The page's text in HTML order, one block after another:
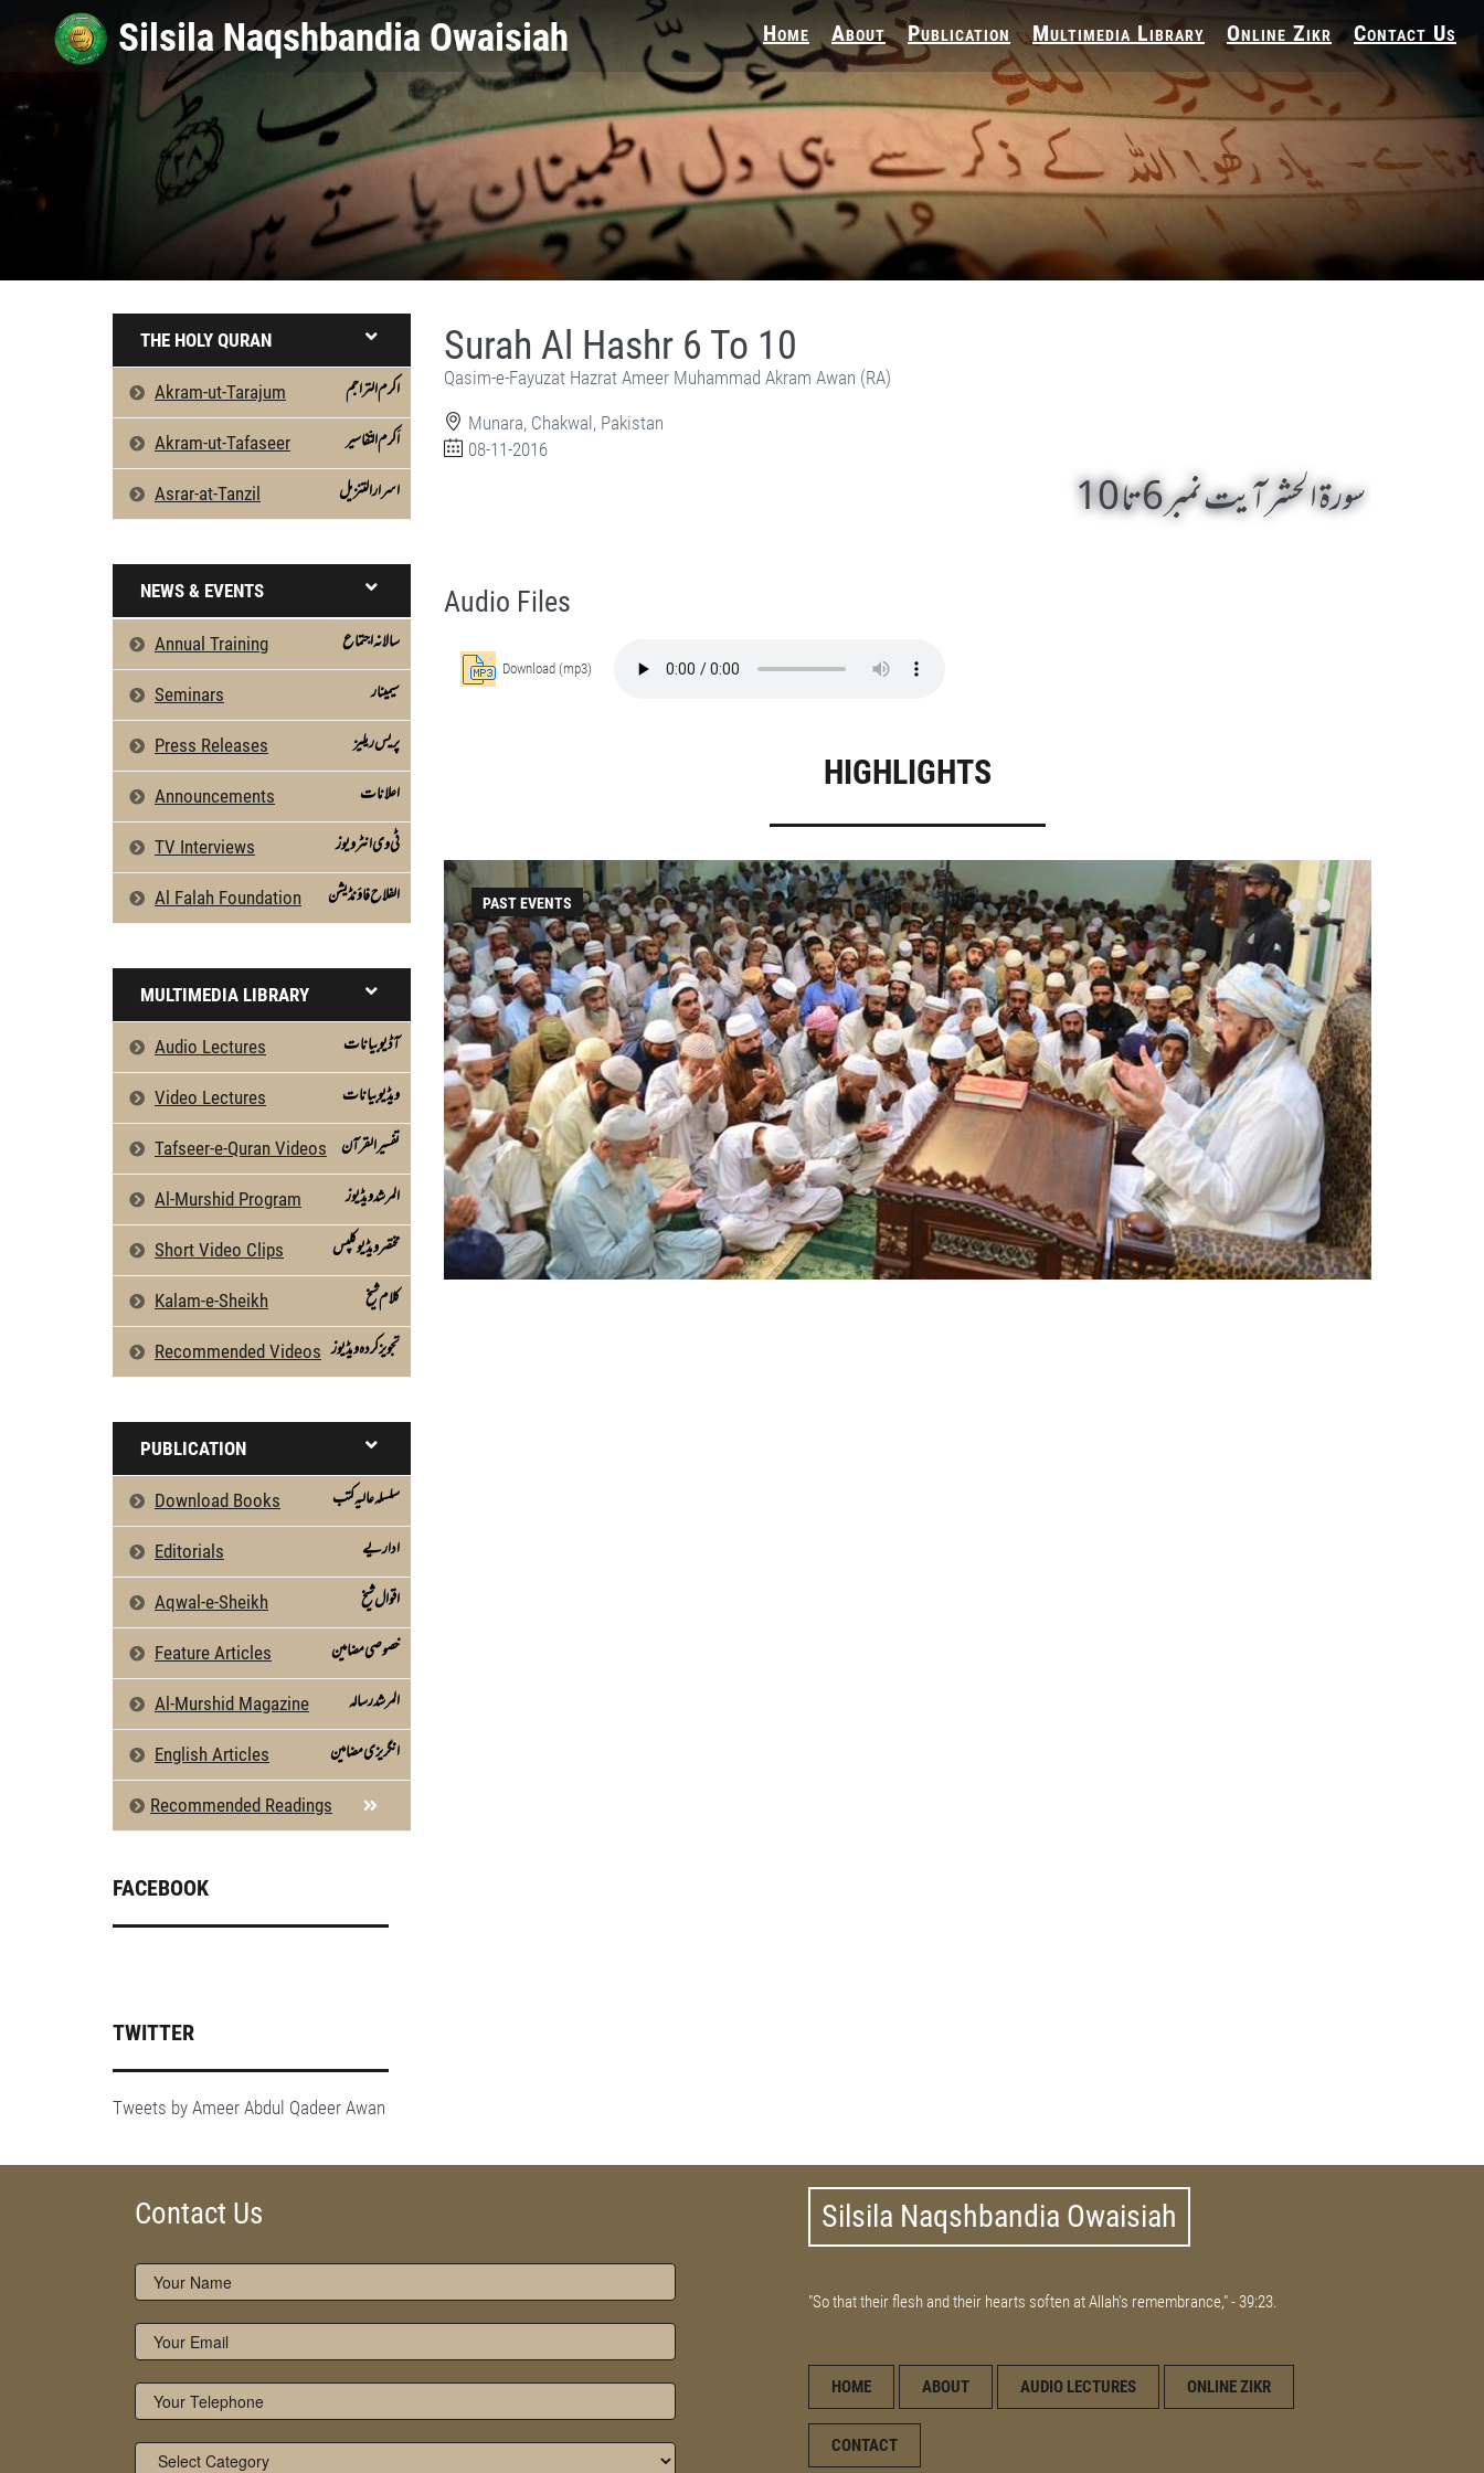
Home About Publication Multimedia Library Online Zikr Contact Us
THE HOLY QURAN
Akram-ut-Tarajum اکرم التراجم
Akram-ut-Tafaseer اَکرم التّفاسیر
Asrar-at-Tanzil اسرارالتنزیل
NEWS & EVENTS
Annual Training سالانہ اجتماع
Seminars سیمینار
Press Releases پریس ریلیز
Announcements اعلانات
TV Interviews ٹی وی انٹرویوز
Al Falah Foundation الفلاح فاؤنڈیشن
MULTIMEDIA LIBRARY
Audio Lectures آڈیو بیانات
Video Lectures ویڈیو بیانات
Tafseer-e-Quran Videos تفسیرالقرآن
Al-Murshid Program المرشد ویڈیوز
Short Video Clips مختصر ویڈیو کلپس
Kalam-e-Sheikh كلام شیخ
Recommended Videos تجویز کردہ ویڈیوز
PUBLICATION
Download Books سلسلہ عالیہ کتب
Editorials اداریے
Aqwal-e-Sheikh اقوال شیخ
Feature Articles خصوصی مضامین
Al-Murshid Magazine المرشد رسالہ
English Articles انگریزی مضامین
Recommended Readings
FACEBOOK
TWITTER
Tweets by Ameer Abdul Qadeer Awan
Surah Al Hashr 6 To 10
Qasim-e-Fayuzat Hazrat Ameer Muhammad Akram Awan (RA)
Munara, Chakwal, Pakistan
08-11-2016
سورۃ الحشر آیت نمبر 6 تا 10
Audio Files
Download (mp3)
HIGHLIGHTS
PAST EVENTS
Contact Us Silsila Naqshbandia Owaisiah
"So that their flesh and their hearts soften at Allah's remembrance," - 39:23.
HOME ABOUT AUDIO LECTURES ONLINE ZIKR
CONTACT